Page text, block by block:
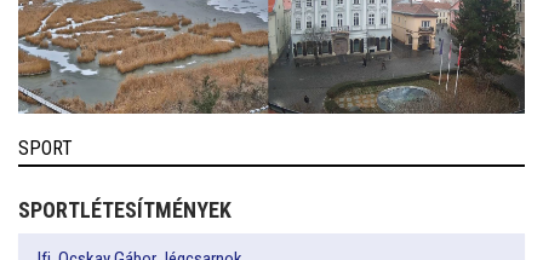
SPORT
SPORTLÉTESÍTMÉNYEK